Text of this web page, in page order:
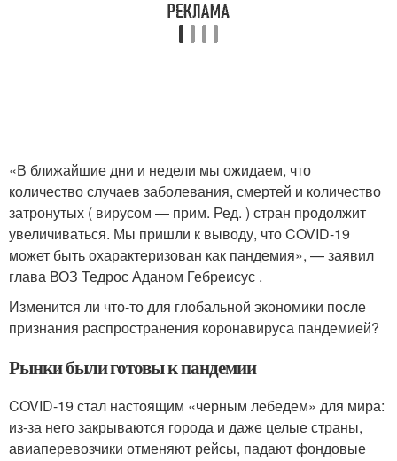
«В ближайшие дни и недели мы ожидаем, что
количество случаев заболевания, смертей и количество
затронутых ( вирусом — прим. Ред. ) стран продолжит
увеличиваться. Мы пришли к выводу, что COVID-19
может быть охарактеризован как пандемия», — заявил
глава ВОЗ Тедрос Аданом Гебреисус .
Изменится ли что-то для глобальной экономики после
признания распространения коронавируса пандемией?
Рынки были готовы к пандемии
COVID-19 стал настоящим «черным лебедем» для мира:
из-за него закрываются города и даже целые страны,
авиаперевозчики отменяют рейсы, падают фондовые